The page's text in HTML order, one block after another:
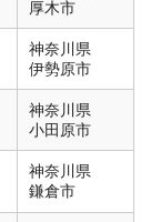
厚木市
神奈川県
伊勢原市
神奈川県
小田原市
神奈川県
鎌倉市